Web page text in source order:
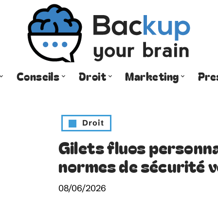
Conseils Droit Marketing
Droit
Gilets fluos
normes de sécurité
08/06/2026